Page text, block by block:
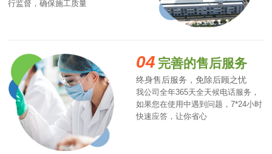
行监督，确保施工质量
04 完善的售后服务
终身售后服务，免除后顾之忧
我公司全年365天全天候电话服务，
如果您在使用中遇到问题，7*24小时
快速应答，让你省心